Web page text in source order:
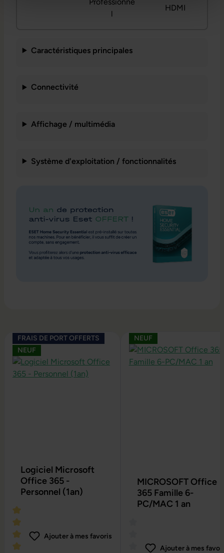
l
HDMI
Caractéristiques principales
Connectivité
Affichage / multimédia
Système d'exploitation / fonctionnalités
Ignorer la galerie de produits
FRAIS DE PORT OFFERTS
NEUF
Logiciel Microsoft
Office 365 -
Personnel (1an)
Ajouter à mes favoris
NEUF
MICROSOFT Office
365 Famille 6-
PC/MAC 1 an
Ajouter à mes